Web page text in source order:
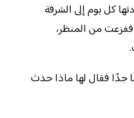
كل يوم إلى الشرفة
من المنظر،
جدًا فقال لها ماذا حدث